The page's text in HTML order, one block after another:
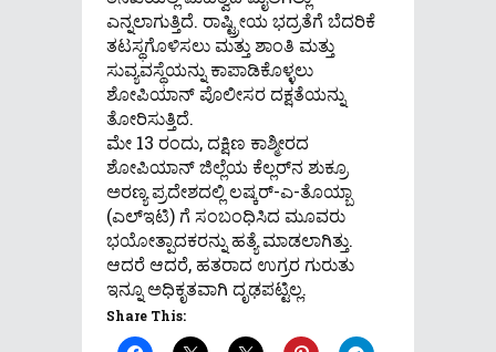
ಎನ್ನಲಾಗುತ್ತಿದೆ. ರಾಷ್ಟ್ರೀಯ ಭದ್ರತೆಗೆ ಬೆದರಿಕೆ
ತಟಸ್ಥಗೊಳಿಸಲು ಮತ್ತು ಶಾಂತಿ ಮತ್ತು
ಸುವ್ಯವಸ್ಥೆಯನ್ನು ಕಾಪಾಡಿಕೊಳ್ಳಲು
ಶೋಪಿಯಾನ್ ಪೊಲೀಸರ ದಕ್ಷತೆಯನ್ನು
ತೋರಿಸುತ್ತಿದೆ.
ಮೇ 13 ರಂದು, ದಕ್ಷಿಣ ಕಾಶ್ಮೀರದ
ಶೋಪಿಯಾನ್ ಜಿಲ್ಲೆಯ ಕೆಲ್ಲರ್‌ನ ಶುಕ್ರೂ
ಅರಣ್ಯ ಪ್ರದೇಶದಲ್ಲಿ ಲಷ್ಕರ್-ಎ-ತೊಯ್ಬಾ
(ಎಲ್‌ಇಟಿ) ಗೆ ಸಂಬಂಧಿಸಿದ ಮೂವರು
ಭಯೋತ್ಪಾದಕರನ್ನು ಹತ್ಯೆ ಮಾಡಲಾಗಿತ್ತು.
ಆದರೆ ಆದರೆ, ಹತರಾದ ಉಗ್ರರ ಗುರುತು
ಇನ್ನೂ ಅಧಿಕೃತವಾಗಿ ದೃಢಪಟ್ಟಿಲ್ಲ.
Share This: